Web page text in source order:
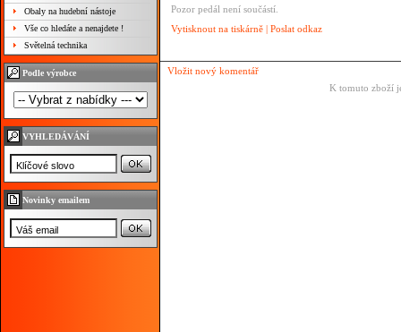
Obaly na hudební nástoje
Vše co hledáte a nenajdete !
Světelná technika
Podle výrobce
VYHLEDÁVÁNÍ
Novinky emailem
Pozor pedál není součástí.
Vytisknout na tiskárně | Poslat odkaz
Vložit nový komentář
K tomuto zboží